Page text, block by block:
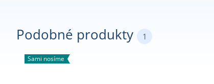
Podobné produkty 1
Sami nosíme